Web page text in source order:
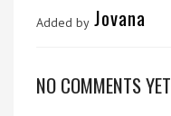
Added by Jovana
NO COMMENTS YET